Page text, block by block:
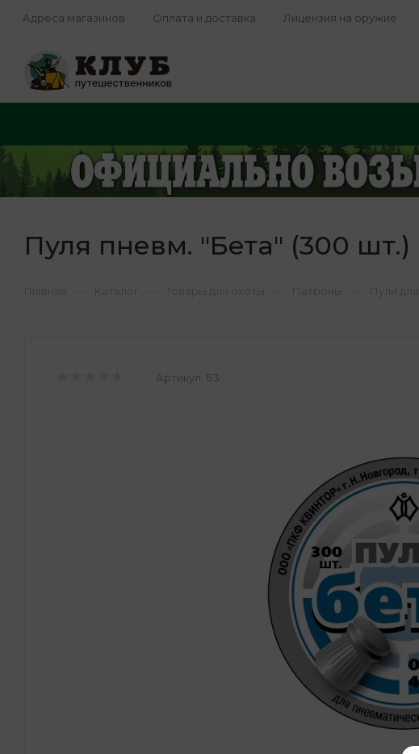
Адреса магазинов Оплата и доставка Лицензия на оружие
Пуля пневм. "Бета" (300 шт.)
Артикул: Б3